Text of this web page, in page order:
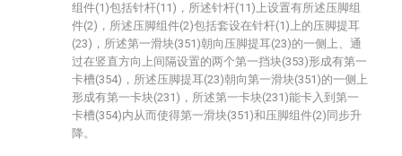
组件(1)包括针杆(11)，所述针杆(11)上设置有所述压脚组
件(2)，所述压脚组件(2)包括套设在针杆(1)上的压脚提耳
(23)，所述第一滑块(351)朝向压脚提耳(23)的一侧上、通
过在竖直方向上间隔设置的两个第一挡块(353)形成有第一
卡槽(354)，所述压脚提耳(23)朝向第一滑块(351)的一侧上
形成有第一卡块(231)，所述第一卡块(231)能卡入到第一
卡槽(354)内从而使得第一滑块(351)和压脚组件(2)同步升
降。